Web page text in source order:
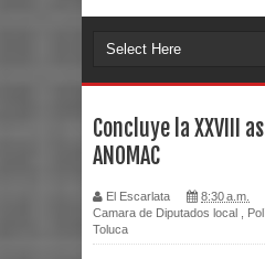
Concluye la XXVIII
ANOMAC
El Escarlata 8:30 a.m.
Camara de Diputados local
Toluca